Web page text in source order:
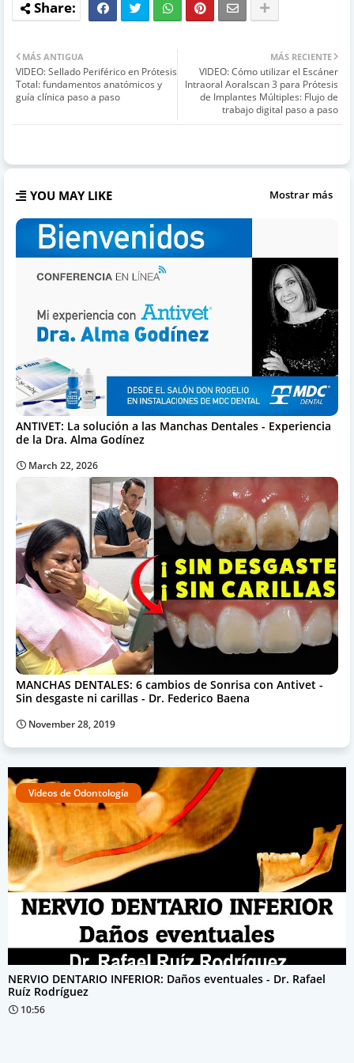
MÁS RECIENTE
VIDEO: Cómo utilizar el Escáner
Intraoral Aoralscan 3 para Prótesis
de Implantes Múltiples: Flujo de
trabajo digital paso a paso
MÁS ANTIGUA
VIDEO: Sellado Periférico en Prótesis
Total: fundamentos anatómicos y
guía clínica paso a paso
YOU MAY LIKE Mostrar más
ANTIVET: La solución a las Manchas Dentales - Experiencia
de la Dra. Alma Godínez
March 22, 2026
MANCHAS DENTALES: 6 cambios de Sonrisa con Antivet -
Sin desgaste ni carillas - Dr. Federico Baena
November 28, 2019
Videos de Odontología
NERVIO DENTARIO INFERIOR: Daños eventuales - Dr. Rafael
Ruíz Rodríguez
10:56